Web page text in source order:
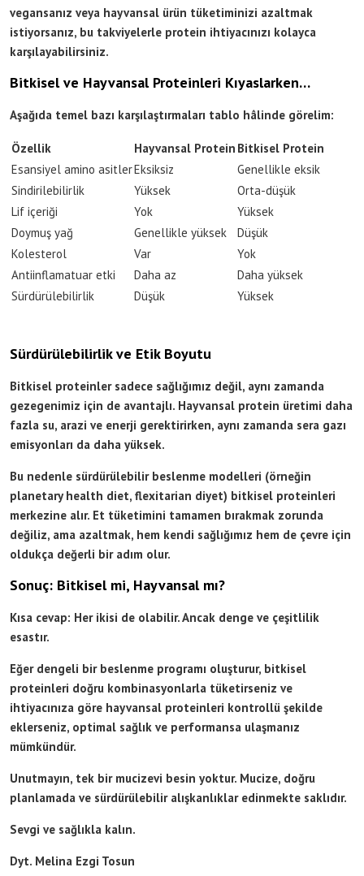
vegansanız veya hayvansal ürün tüketiminizi azaltmak
istiyorsanız, bu takviyelerle protein ihtiyacınızı kolayca
karşılayabilirsiniz.
Bitkisel ve Hayvansal Proteinleri Kıyaslarken…
Aşağıda temel bazı karşılaştırmaları tablo hâlinde görelim:
Özellik Hayvansal Protein Bitkisel Protein
Esansiyel amino asitlerEksiksiz
Genellikle eksik
Sindirilebilirlik
Yüksek
Orta-düşük
Lif içeriği
Yok
Yüksek
Doymuş yağ
Genellikle yüksek
Düşük
Kolesterol
Var
Yok
Antiinflamatuar etki
Daha az
Daha yüksek
Sürdürülebilirlik
Düşük Yüksek
Sürdürülebilirlik ve Etik Boyutu
Bitkisel proteinler sadece sağlığımız değil, aynı zamanda
gezegenimiz için de avantajlı. Hayvansal protein üretimi daha
fazla su, arazi ve enerji gerektirirken, aynı zamanda sera gazı
emisyonları da daha yüksek.
Bu nedenle sürdürülebilir beslenme modelleri (örneğin
planetary health diet, flexitarian diyet) bitkisel proteinleri
merkezine alır. Et tüketimini tamamen bırakmak zorunda
değiliz, ama azaltmak, hem kendi sağlığımız hem de çevre için
oldukça değerli bir adım olur.
Sonuç: Bitkisel mi, Hayvansal mı?
Kısa cevap: Her ikisi de olabilir. Ancak denge ve çeşitlilik
esastır.
Eğer dengeli bir beslenme programı oluşturur, bitkisel
proteinleri doğru kombinasyonlarla tüketirseniz ve
ihtiyacınıza göre hayvansal proteinleri kontrollü şekilde
eklerseniz, optimal sağlık ve performansa ulaşmanız
mümkündür.
Unutmayın, tek bir mucizevi besin yoktur. Mucize, doğru
planlamada ve sürdürülebilir alışkanlıklar edinmekte saklıdır.
Sevgi ve sağlıkla kalın.
Dyt. Melina Ezgi Tosun